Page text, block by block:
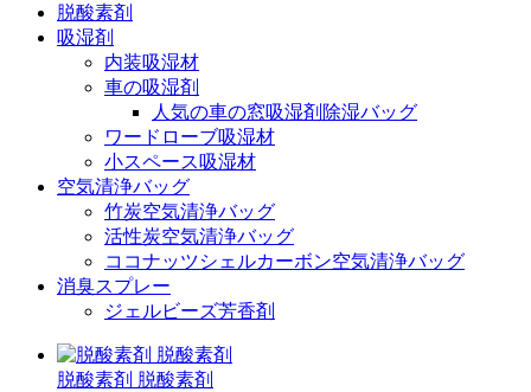
脱酸素剤
吸湿剤
内装吸湿材
車の吸湿剤
人気の車の窓吸湿剤除湿バッグ
ワードローブ吸湿材
小スペース吸湿材
空気清浄バッグ
竹炭空気清浄バッグ
活性炭空気清浄バッグ
ココナッツシェルカーボン空気清浄バッグ
消臭スプレー
ジェルビーズ芳香剤
脱酸素剤 脱酸素剤